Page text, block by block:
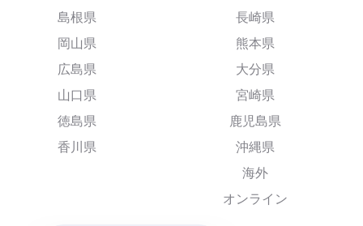
島根県
岡山県
広島県
山口県
徳島県
香川県
長崎県
熊本県
大分県
宮崎県
鹿児島県
沖縄県
海外
オンライン